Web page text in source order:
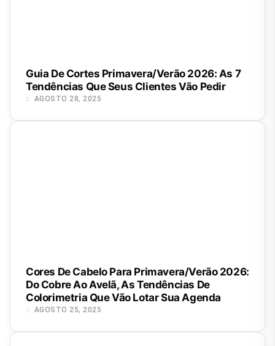
Guia De Cortes Primavera/Verão 2026: As 7
Tendências Que Seus Clientes Vão Pedir
AGOSTO 28, 2025
Cores De Cabelo Para Primavera/Verão 2026:
Do Cobre Ao Avelã, As Tendências De
Colorimetria Que Vão Lotar Sua Agenda
AGOSTO 25, 2025